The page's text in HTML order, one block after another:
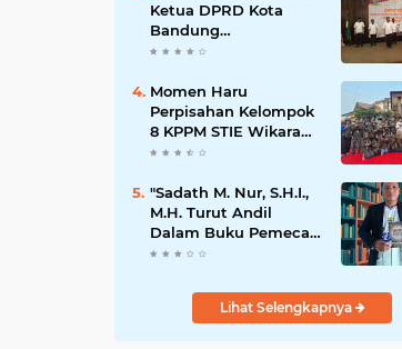
Ketua DPRD Kota
Bandung
Mengapresiasi Dan
Kepada
Kepemimpinan Merdi
Hajiji Sebagai ketua
DPD Lpm Kota
2021-2026
Momen Haru
Perpisahan Kelompok
8 KPPM STIE Wikara
Bersama Kepala Desa
Kecamatan Bojong
"Sadath M. Nur, S.H.I.,
M.H. Turut Andil
Dalam Buku Pemecah
Rekor MURI Puisi
Lihat Selengkapnya